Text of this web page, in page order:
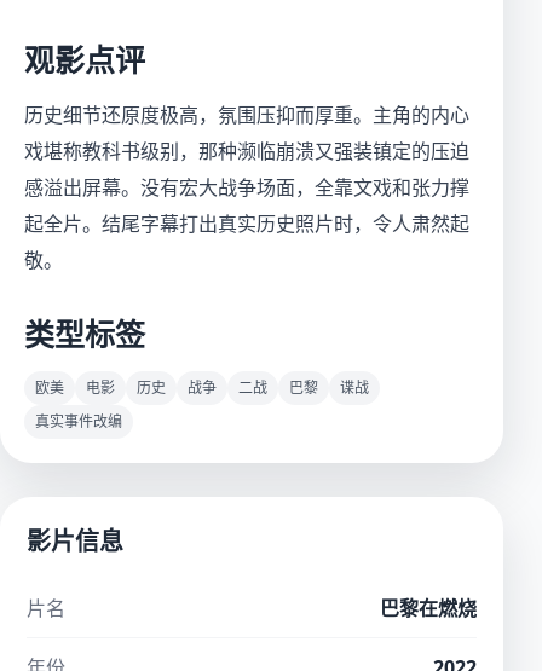
观影点评
历史细节还原度极高，氛围压抑而厚重。主角的内心
戏堪称教科书级别，那种濒临崩溃又强装镇定的压迫
感溢出屏幕。没有宏大战争场面，全靠文戏和张力撑
起全片。结尾字幕打出真实历史照片时，令人肃然起
敬。
类型标签
欧美 电影 历史 战争 二战 巴黎
谍战
真实事件改编
影片信息
片名 巴黎在燃烧